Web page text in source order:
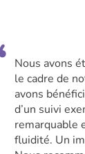
Nous avons
le cadre de
avons
d’un suivi
remarquable
fluidité. Un